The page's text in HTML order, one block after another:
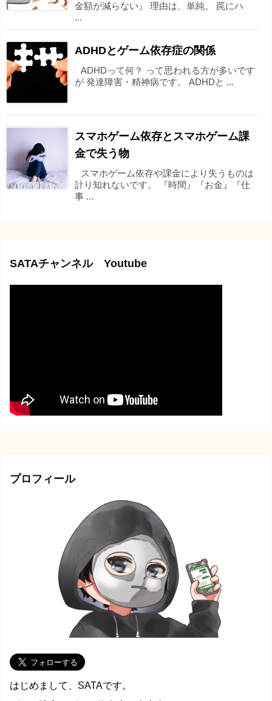
金額が減らない』 理由は、単純。 罠にハ
...
ADHDとゲーム依存症の関係
ADHDって何？ って思われる方が多いです
が 発達障害・精神病です。 ADHDと ...
スマホゲーム依存とスマホゲーム課
金で失う物
スマホゲーム依存や課金により失うものは
計り知れないです。 『時間』『お金』『仕
事 ...
SATAチャンネル Youtube
プロフィール
はじめまして、SATAです。